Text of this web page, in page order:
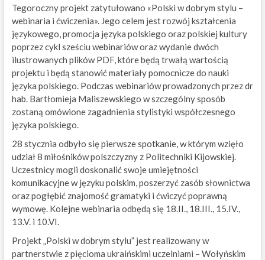
Tegoroczny projekt zatytułowano «Polski w dobrym stylu –
webinaria i ćwiczenia». Jego celem jest rozwój kształcenia
językowego, promocja języka polskiego oraz polskiej kultury
poprzez cykl sześciu webinariów oraz wydanie dwóch
ilustrowanych plików PDF, które będą trwałą wartością
projektu i będą stanowić materiały pomocnicze do nauki
języka polskiego. Podczas webinariów prowadzonych przez dr
hab. Bartłomieja Maliszewskiego w szczególny sposób
zostaną omówione zagadnienia stylistyki współczesnego
języka polskiego.
28 stycznia odbyło się pierwsze spotkanie, w którym wzięło
udział 8 miłośników polszczyzny z Politechniki Kijowskiej.
Uczestnicy mogli doskonalić swoje umiejętności
komunikacyjne w języku polskim, poszerzyć zasób słownictwa
oraz pogłębić znajomość gramatyki i ćwiczyć poprawną
wymowę. Kolejne webinaria odbędą się 18.II., 18.III., 15.IV.,
13.V. i 10.VI.
Projekt „Polski w dobrym stylu” jest realizowany w
partnerstwie z pięcioma ukraińskimi uczelniami – Wołyńskim